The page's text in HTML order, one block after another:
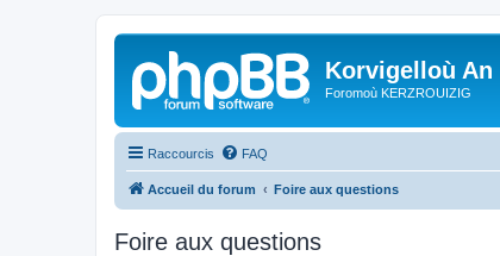
Korvigelloù An
Foromoù KERZROUIZIG
Raccourcis FAQ
Accueil du forum Foire aux questions
Foire aux questions